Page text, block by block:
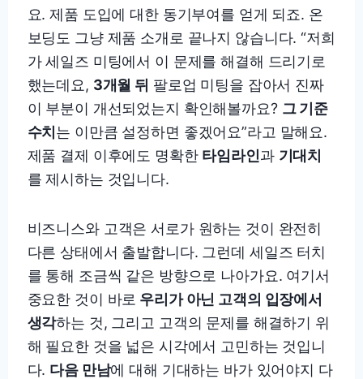
요. 제품 도입에 대한 동기부여를 얻게 되죠. 온
보딩도 그냥 제품 소개로 끝나지 않습니다. “저희
가 세일즈 미팅에서 이 문제를 해결해 드리기로
했는데요, 3개월 뒤 팔로업 미팅을 잡아서 진짜
이 부분이 개선되었는지 확인해볼까요? 그 기준
수치 는 이만큼 설정하면 좋겠어요”라고 말해요.
제품 결제 이후에도 명확한 타임라인과 기대치
를 제시하는 것입니다.
비즈니스와 고객은 서로가 원하는 것이 완전히
다른 상태에서 출발합니다. 그런데 세일즈 터치
를 통해 조금씩 같은 방향으로 나아가요. 여기서
중요한 것이 바로 우리가 아닌 고객의 입장에서
생각하는 것, 그리고 고객의 문제를 해결하기 위
해 필요한 것을 넓은 시각에서 고민하는 것입니
다. 다음 만남에 대해 기대하는 바가 있어야지 다